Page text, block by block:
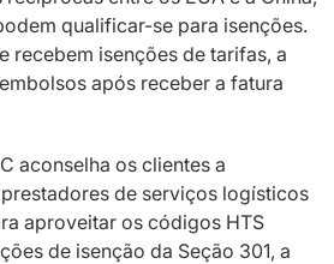
qualificar-se para isenções.
recebem isenções de tarifas, a
após receber a fatura
aconselha os clientes a
de serviços logísticos
aproveitar os códigos HTS
de isenção da Seção 301, a